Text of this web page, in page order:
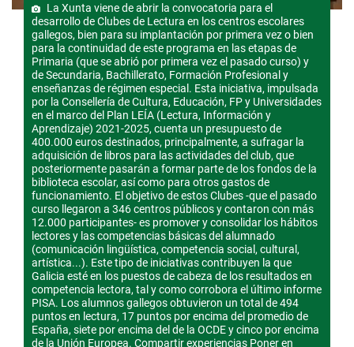
La Xunta viene de abrir la convocatoria para el
desarrollo de Clubes de Lectura en los centros escolares
gallegos, bien para su implantación por primera vez o bien
para la continuidad de este programa en las etapas de
Primaria (que se abrió por primera vez el pasado curso) y
de Secundaria, Bachillerato, Formación Profesional y
enseñanzas de régimen especial. Esta iniciativa, impulsada
por la Consellería de Cultura, Educación, FP y Universidades
en el marco del Plan LEÍA (Lectura, Información y
Aprendizaje) 2021-2025, cuenta un presupuesto de
400.000 euros destinados, principalmente, a sufragar la
adquisición de libros para las actividades del club, que
posteriormente pasarán a formar parte de los fondos de la
biblioteca escolar, así como para otros gastos de
funcionamiento. El objetivo de estos Clubes -que el pasado
curso llegaron a 346 centros públicos y contaron con más
12.000 participantes- es promover y consolidar los hábitos
lectores y las competencias básicas del alumnado
(comunicación lingüística, competencia social, cultural,
artística...). Este tipo de iniciativas contribuyen la que
Galicia esté en los puestos de cabeza de los resultados en
competencia lectora, tal y como corrobora el último informe
PISA. Los alumnos gallegos obtuvieron un total de 494
puntos en lectura, 17 puntos por encima del promedio de
España, siete por encima del de la OCDE y cinco por encima
de la Unión Europea. Compartir experiencias Poner en